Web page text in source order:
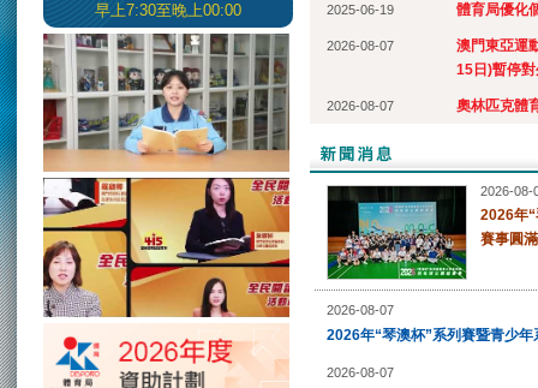
早上7:30至晚上00:00
2025-06-19 體育局優化
2026-08-07
澳門東亞運
15日)暫停
2026-08-07 奧林匹克體
2026-08-
2026年
賽事圓
2026-08-07
2026年“琴澳杯”系列賽暨青少
2026-08-07